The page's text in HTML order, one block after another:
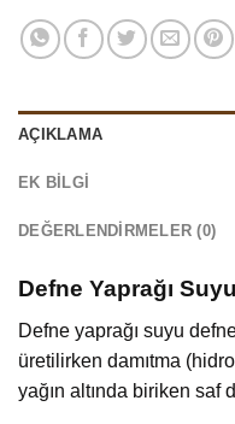
AÇIKLAMA
EK BILGI
DEĞERLENDIRMELER (0)
Defne Yaprağı Suyu
Defne yaprağı suyu
üretilirken damıtma
yağın altında biriken saf